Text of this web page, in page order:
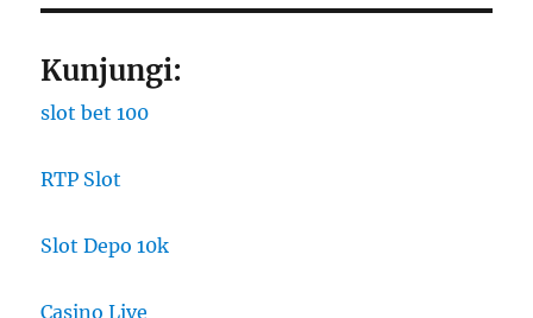
Kunjungi:
slot bet 100
RTP Slot
Slot Depo 10k
Casino Live